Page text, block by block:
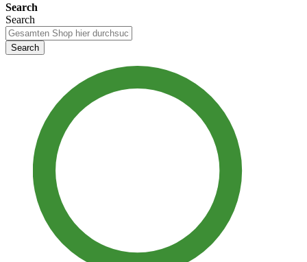
Search
Search
Search